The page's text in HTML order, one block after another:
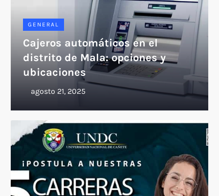
GENERAL
Cajeros automáticos en el
distrito de Mala: opciones y
ubicaciones